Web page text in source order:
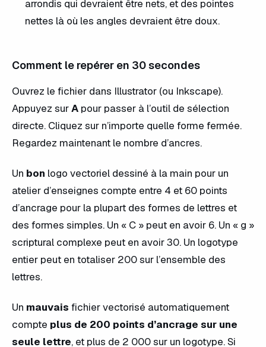
arrondis qui devraient être nets, et des pointes
nettes là où les angles devraient être doux.
Comment le repérer en 30 secondes
Ouvrez le fichier dans Illustrator (ou Inkscape).
Appuyez surA pour passer à l’outil de sélection
directe. Cliquez sur n’importe quelle forme fermée.
Regardez maintenant le nombre d’ancres.
Un bon logo vectoriel dessiné à la main pour un
atelier d’enseignes compte entre 4 et 60 points
d’ancrage pour la plupart des formes de lettres et
des formes simples. Un « C » peut en avoir 6. Un « g »
scriptural complexe peut en avoir 30. Un logotype
entier peut en totaliser 200 sur l’ensemble des
lettres.
Un mauvais fichier vectorisé automatiquement
compte plus de 200 points d’ancrage sur une
seule lettre, et plus de 2 000 sur un logotype. Si